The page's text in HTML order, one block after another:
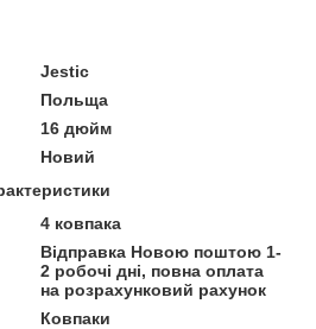
Jestic
Польща
16 дюйм
Новий
4 ковпака
Відправка Новою поштою 1-
2 робочі дні, повна оплата
на розрахунковий рахунок
Ковпаки